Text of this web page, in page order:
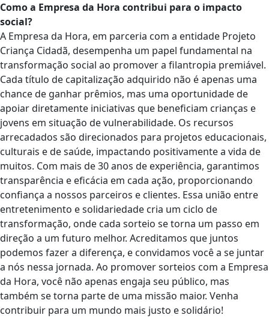
Como a Empresa da Hora contribui para o impacto
social?
A Empresa da Hora, em parceria com a entidade Projeto
Criança Cidadã, desempenha um papel fundamental na
transformação social ao promover a filantropia premiável.
Cada título de capitalização adquirido não é apenas uma
chance de ganhar prêmios, mas uma oportunidade de
apoiar diretamente iniciativas que beneficiam crianças e
jovens em situação de vulnerabilidade. Os recursos
arrecadados são direcionados para projetos educacionais,
culturais e de saúde, impactando positivamente a vida de
muitos. Com mais de 30 anos de experiência, garantimos
transparência e eficácia em cada ação, proporcionando
confiança a nossos parceiros e clientes. Essa união entre
entretenimento e solidariedade cria um ciclo de
transformação, onde cada sorteio se torna um passo em
direção a um futuro melhor. Acreditamos que juntos
podemos fazer a diferença, e convidamos você a se juntar
a nós nessa jornada. Ao promover sorteios com a Empresa
da Hora, você não apenas engaja seu público, mas
também se torna parte de uma missão maior. Venha
contribuir para um mundo mais justo e solidário!